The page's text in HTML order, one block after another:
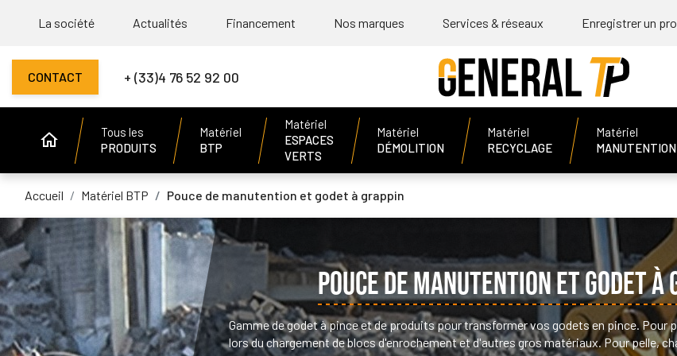
La société Actualités Financement Nos marques Services & réseaux Enregistrer un
CONTACT + (33)4 76 52 92 00
Tous les
PRODUITS
Matériel
BTP
Matériel
ESPACES
VERTS
Matériel
DÉMOLITION
Matériel
RECYCLAGE
Matériel
MANUTENTION
Accueil Matériel BTP Pouce de manutention et godet à grappin
POUCE DE MANUTENTION ET GODET À
Gamme de godet à pince et de produits pour transformer vos godets en pince. Pour
lors du chargement de blocs d'enrochement et d'autres gros matériaux. Pour pelle,